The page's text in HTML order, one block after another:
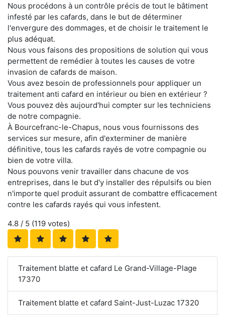
Nous procédons à un contrôle précis de tout le bâtiment
infesté par les cafards, dans le but de déterminer
l'envergure des dommages, et de choisir le traitement le
plus adéquat.
Nous vous faisons des propositions de solution qui vous
permettent de remédier à toutes les causes de votre
invasion de cafards de maison.
Vous avez besoin de professionnels pour appliquer un
traitement anti cafard en intérieur ou bien en extérieur ?
Vous pouvez dès aujourd'hui compter sur les techniciens
de notre compagnie.
À Bourcefranc-le-Chapus, nous vous fournissons des
services sur mesure, afin d'exterminer de manière
définitive, tous les cafards rayés de votre compagnie ou
bien de votre villa.
Nous pouvons venir travailler dans chacune de vos
entreprises, dans le but d'y installer des répulsifs ou bien
n'importe quel produit assurant de combattre efficacement
contre les cafards rayés qui vous infestent.
4.8 / 5 (119 votes)
Traitement blatte et cafard Le Grand-Village-Plage
17370
Traitement blatte et cafard Saint-Just-Luzac 17320